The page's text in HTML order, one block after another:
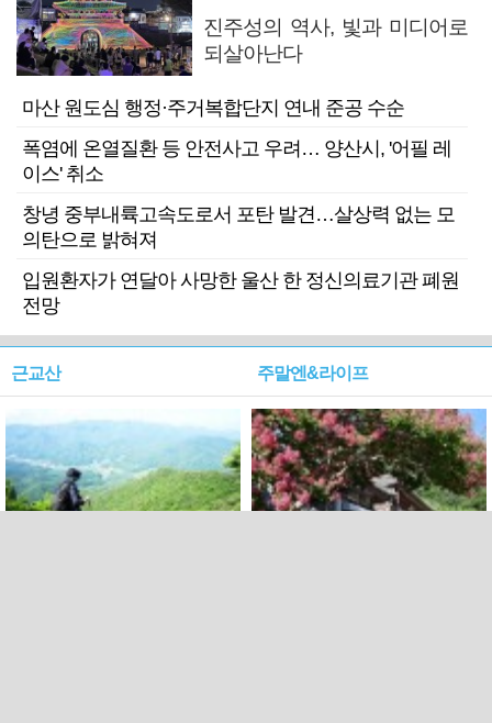
진주성의 역사, 빛과 미디어로
되살아난다
마산 원도심 행정·주거복합단지 연내 준공 수순
폭염에 온열질환 등 안전사고 우려… 양산시, '어필 레
이스' 취소
창녕 중부내륙고속도로서 포탄 발견…살상력 없는 모
의탄으로 밝혀져
입원환자가 연달아 사망한 울산 한 정신의료기관 폐원
전망
근교산 주말엔&라이프